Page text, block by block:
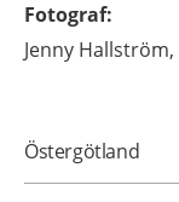
Fotograf:
Jenny Hallström,
Östergötland